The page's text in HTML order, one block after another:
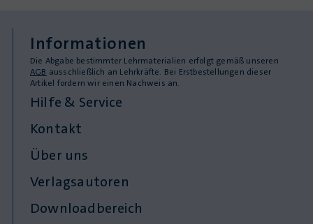
Informationen
Die Abgabe bestimmter Lehrmaterialien erfolgt gemäß unseren
AGB ausschließlich an Lehrkräfte. Bei Erstbestellungen dieser
Artikel fordern wir einen Nachweis an.
Hilfe & Service
Kontakt
Über uns
Verlagsautoren
Downloadbereich